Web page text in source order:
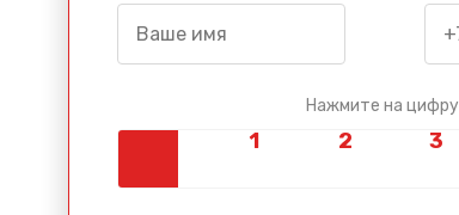
Нажмите на цифру